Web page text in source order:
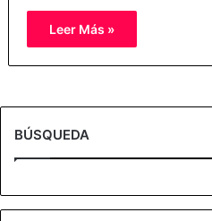
Leer Más »
BÚSQUEDA